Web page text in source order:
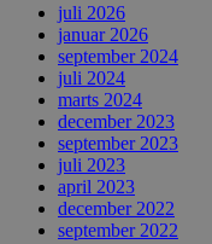
juli 2026
januar 2026
september 2024
juli 2024
marts 2024
december 2023
september 2023
juli 2023
april 2023
december 2022
september 2022